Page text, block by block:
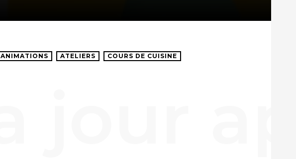
ANIMATIONS ATELIERS COURS DE CUISINE